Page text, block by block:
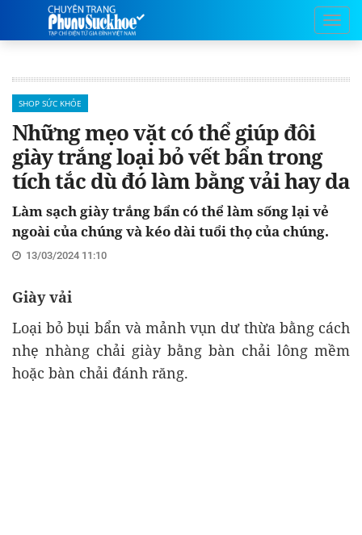
SHOP SỨC KHỎE
Những mẹo vặt có thể giúp đôi
giày trắng loại bỏ vết bẩn trong
tích tắc dù đó làm bằng vải hay da
Làm sạch giày trắng bẩn có thể làm sống lại vẻ
ngoài của chúng và kéo dài tuổi thọ của chúng.
13/03/2024 11:10
Giày vải
Loại bỏ bụi bẩn và mảnh vụn dư thừa bằng cách
nhẹ nhàng chải giày bằng bàn chải lông mềm
hoặc bàn chải đánh răng.